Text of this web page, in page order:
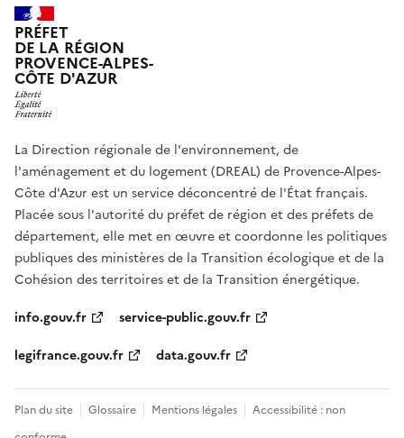
PRÉFET
DE LA RÉGION
PROVENCE-ALPES-
CÔTE D'AZUR
La Direction régionale de l'environnement, de
l'aménagement et du logement (DREAL) de Provence-Alpes-
Côte d'Azur est un service déconcentré de l'État français.
Placée sous l'autorité du préfet de région et des préfets de
département, elle met en œuvre et coordonne les politiques
publiques des ministères de la Transition écologique et de la
Cohésion des territoires et de la Transition énergétique.
info.gouv.fr
service-public.gouv.fr
legifrance.gouv.fr
data.gouv.fr
Plan du site Glossaire Mentions légales
Accessibilité : non